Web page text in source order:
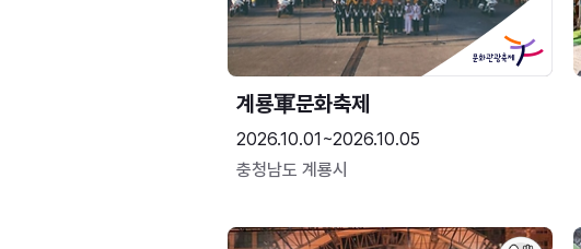
2026.10.01~2026.10.05
충청남도 계룡시